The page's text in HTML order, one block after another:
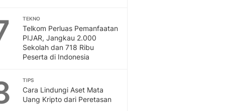
TEKNO
Telkom Perluas Pemanfaatan
PIJAR, Jangkau 2.000
Sekolah dan 718 Ribu
Peserta di Indonesia
TIPS
Cara Lindungi Aset Mata
Uang Kripto dari Peretasan